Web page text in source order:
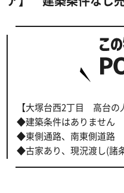
【大塚台西2丁目 高台
◆建築条件はありません
◆東側通路、南東側道路
◆古家あり、現況渡し(諸